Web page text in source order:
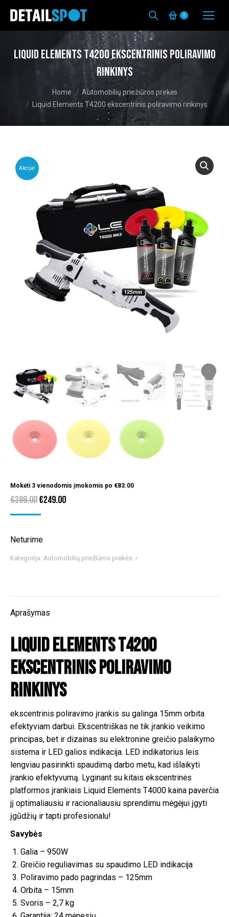
0
Liquid Elements T4200 ekscentrinis poliravimo
rinkinys
You are here:Home
Automobilių priežiūros prekės
Liquid Elements T4200 ekscentrinis poliravimo rinkinys
Akcija!
Mokėti 3 vienodomis įmokomis po €83.00
€289.00Original
price
€289.00.
€249.00Current
Neturime
Kategorija: Automobilių priežiūros prekės
Aprašymas
Liquid Elements T4200
ekscentrinis poliravimo
rinkinys
ekscentrinis poliravimo įrankis su galinga 15mm orbita
efektyviam darbui. Ekscentriškas ne tik įrankio veikimo
principas, bet ir dizainas su elektronine greičio palaikymo
sistema ir LED galios indikacija. LED indikatorius leis
lengviau pasirinkti spaudimą darbo metu, kad išlaikyti
įrankio efektyvumą. Lyginant su kitais ekscentrinės
platformos įrankiais Liquid Elements T4000 kaina paverčia
jį optimaliausiu ir racionaliausiu sprendimu mėgėjui įgyti
įgūdžių ir tapti profesionalu!
Savybės
Galia – 950W
Greičio reguliavimas su spaudimo LED indikacija
Poliravimo pado pagrindas – 125mm
Orbita – 15mm
Svoris – 2,7 kg